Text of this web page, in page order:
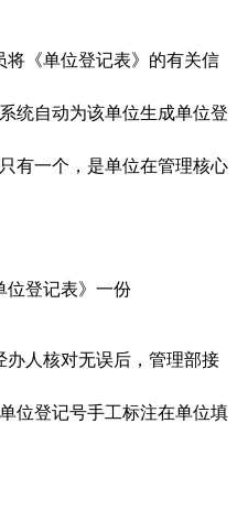
将《单位登记表》的有关信
统自动为该单位生成单位登
有一个，是单位在管理核心
位登记表》一份
办人核对无误后，管理部接
位登记号手工标注在单位填